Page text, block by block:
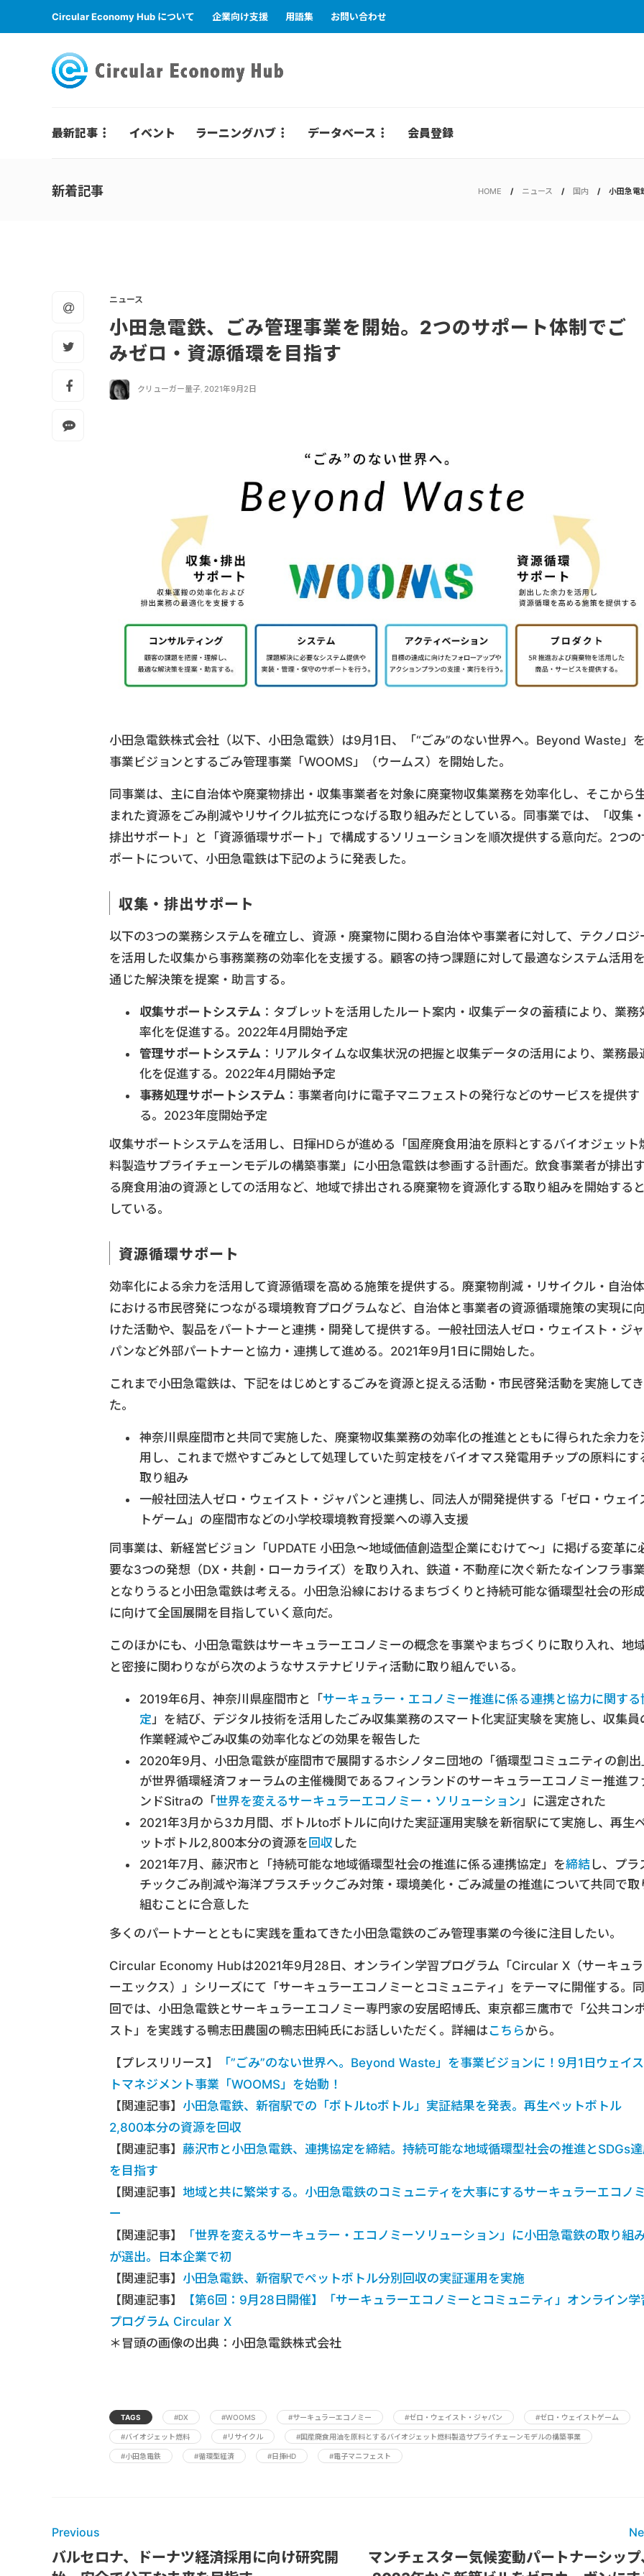
Circular Economy Hub について 企業向け支援 用語集 お問い合わせ
最新記事 イベント ラーニングハブ データベース 会員登録
新着記事 HOME ニュース 国内 小田急電
ニュース
小田急電鉄、ごみ管理事業を開始。2つのサポート体制でご
みゼロ・資源循環を目指す
クリューガー量子, 2021年9月2日
小田急電鉄株式会社（以下、小田急電鉄）は9月1日、「“ごみ”のない世界へ。Beyond Waste」を
事業ビジョンとするごみ管理事業「WOOMS」（ウームス）を開始した。
同事業は、主に自治体や廃棄物排出・収集事業者を対象に廃棄物収集業務を効率化し、そこから
まれた資源をごみ削減やリサイクル拡充につなげる取り組みだとしている。同事業では、「収集・
排出サポート」と「資源循環サポート」で構成するソリューションを順次提供する意向だ。2つの
ポートについて、小田急電鉄は下記のように発表した。
収集・排出サポート
以下の3つの業務システムを確立し、資源・廃棄物に関わる自治体や事業者に対して、テクノロジ
を活用した収集から事務業務の効率化を支援する。顧客の持つ課題に対して最適なシステム活用を
通じた解決策を提案・助言する。
収集サポートシステム ：タブレットを活用したルート案内・収集データの蓄積により、業務
率化を促進する。2022年4月開始予定
管理サポートシステム ：リアルタイムな収集状況の把握と収集データの活用により、業務最
化を促進する。2022年4月開始予定
事務処理サポートシステム ：事業者向けに電子マニフェストの発行などのサービスを提供す
る。2023年度開始予定
収集サポートシステムを活用し、日揮HDらが進める「国産廃食用油を原料とするバイオジェット
料製造サプライチェーンモデルの構築事業」に小田急電鉄は参画する計画だ。飲食事業者が排出す
る廃食用油の資源としての活用など、地域で排出される廃棄物を資源化する取り組みを開始すると
している。
資源循環サポート
効率化による余力を活用して資源循環を高める施策を提供する。廃棄物削減・リサイクル・自治体
における市民啓発につながる環境教育プログラムなど、自治体と事業者の資源循環施策の実現に向
けた活動や、製品をパートナーと連携・開発して提供する。一般社団法人ゼロ・ウェイスト・ジャ
パンなど外部パートナーと協力・連携して進める。2021年9月1日に開始した。
これまで小田急電鉄は、下記をはじめとするごみを資源と捉える活動・市民啓発活動を実施してき
た。
神奈川県座間市と共同で実施した、廃棄物収集業務の効率化の推進とともに得られた余力を
用し、これまで燃やすごみとして処理していた剪定枝をバイオマス発電用チップの原料にす
取り組み
一般社団法人ゼロ・ウェイスト・ジャパンと連携し、同法人が開発提供する「ゼロ・ウェイ
トゲーム」の座間市などの小学校環境教育授業への導入支援
同事業は、新経営ビジョン「UPDATE 小田急～地域価値創造型企業にむけて～」に掲げる変革に
要な3つの発想（DX・共創・ローカライズ）を取り入れ、鉄道・不動産に次ぐ新たなインフラ事業
となりうると小田急電鉄は考える。小田急沿線におけるまちづくりと持続可能な循環型社会の形成
に向けて全国展開を目指していく意向だ。
このほかにも、小田急電鉄はサーキュラーエコノミーの概念を事業やまちづくりに取り入れ、地
と密接に関わりながら次のようなサステナビリティ活動に取り組んでいる。
2019年6月、神奈川県座間市と「 サーキュラー・エコノミー推進に係る連携と協力に関する
定」を結び、デジタル技術を活用したごみ収集業務のスマート化実証実験を実施し、収集員
作業軽減やごみ収集の効率化などの効果を報告した
2020年9月、小田急電鉄が座間市で展開するホシノタニ団地の「循環型コミュニティの創出
が世界循環経済フォーラムの主催機関であるフィンランドのサーキュラーエコノミー推進フ
ンドSitraの「 世界を変えるサーキュラーエコノミー・ソリューション」に選定された
2021年3月から3カ月間、ボトルtoボトルに向けた実証運用実験を新宿駅にて実施し、再生
ットボトル2,800本分の資源を 回収 した
2021年7月、藤沢市と「持続可能な地域循環型社会の推進に係る連携協定」を締結 し、プラ
チックごみ削減や海洋プラスチックごみ対策・環境美化・ごみ減量の推進について共同で取
組むことに合意した
多くのパートナーとともに実践を重ねてきた小田急電鉄のごみ管理事業の今後に注目したい。
Circular Economy Hubは2021年9月28日、オンライン学習プログラム「Circular X（サーキュラ
ーエックス）」シリーズにて「サーキュラーエコノミーとコミュニティ」をテーマに開催する。同
回では、小田急電鉄とサーキュラーエコノミー専門家の安居昭博氏、東京都三鷹市で「公共コン
スト」を実践する鴨志田農園の鴨志田純氏にお話しいただく。詳細はこちらから。
【プレスリリース】
「”ごみ”のない世界へ。Beyond Waste」を事業ビジョンに！9月1日ウェイス
トマネジメント事業「WOOMS」を始動！
【関連記事】 小田急電鉄、新宿駅での「ボトルtoボトル」実証結果を発表。再生ペットボトル
2,800本分の資源を回収
【関連記事】 藤沢市と小田急電鉄、連携協定を締結。持続可能な地域循環型社会の推進とSDGs
を目指す
【関連記事】 地域と共に繁栄する。小田急電鉄のコミュニティを大事にするサーキュラーエコノミ
ー
【関連記事】
「世界を変えるサーキュラー・エコノミーソリューション」に小田急電鉄の取り組
が選出。日本企業で初
【関連記事】 小田急電鉄、新宿駅でペットボトル分別回収の実証運用を実施
【関連記事】
【第6回：9月28日開催】「サーキュラーエコノミーとコミュニティ」オンライン学
プログラム Circular X
＊冒頭の画像の出典：小田急電鉄株式会社
TAGS #DX #WOOMS #サーキュラーエコノミー #ゼロ・ウェイスト・ジャパン #ゼロ・ウェイストゲーム
#バイオジェット燃料 #リサイクル #国産廃食用油を原料とするバイオジェット燃料製造サプライチェーンモデルの構築事業
#小田急電鉄 #循環型経済 #日揮HD #電子マニフェスト
Previous
バルセロナ、ドーナツ経済採用に向け研究開
マンチェスター気候変動パートナーシップ